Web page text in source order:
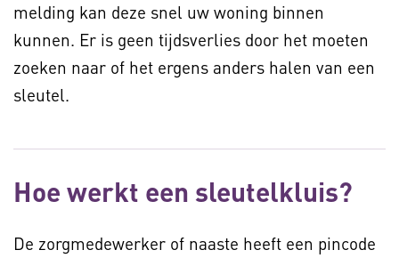
melding kan deze snel uw woning binnen
kunnen. Er is geen tijdsverlies door het moeten
zoeken naar of het ergens anders halen van een
sleutel.
Hoe werkt een sleutelkluis?
De zorgmedewerker of naaste heeft een pincode